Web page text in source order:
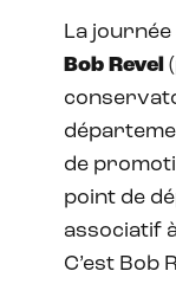
La
Bob Revel
de
point de
associatif
C’est Bob